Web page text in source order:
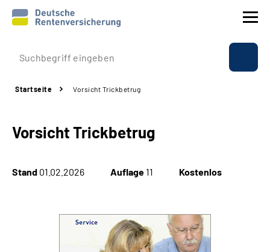
Prävention
Rente
Beratung & Kontakt
Startseite Vorsicht Trickbetrug
Vorsicht Trickbetrug
Stand 01.02.2026 Auflage 11 Kostenlos